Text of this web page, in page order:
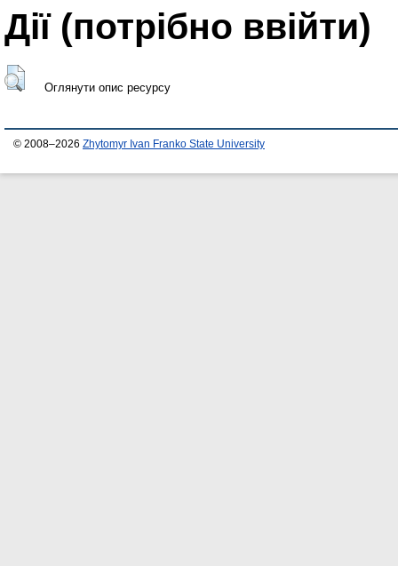
Дії ​​(потрібно ввійти)
Оглянути опис ресурсу
© 2008–2026 Zhytomyr Ivan Franko State University